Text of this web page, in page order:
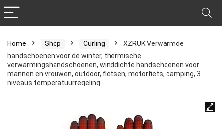
Home Shop Curling
XZRUK Verwarmde
handschoenen voor de winter, thermische
verwarmingshandschoenen, winddichte handschoenen voor
mannen en vrouwen, outdoor, fietsen, motorfiets, camping, 3
niveaus temperatuurregeling